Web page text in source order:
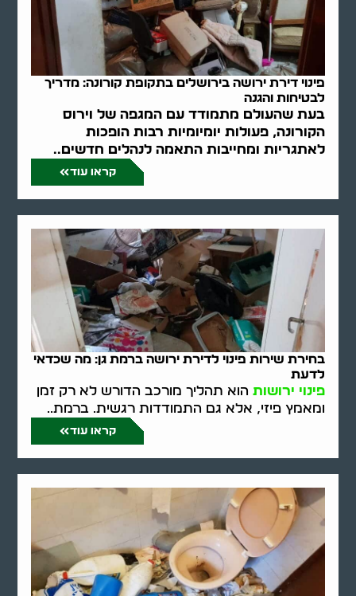
פינוי דירת ירושה בירושלים בתקופת קורונה: מדריך
לבטיחות והגנה
בעת שהעולם מתמודד עם המגפה של וירוס
הקורונה, פעולות יומיומיות רבות הופכות
לאתגריות ומחייבות התאמה לנהלים חדשים..
קראו עוד
בחירת שירות פינוי לדירת ירושה ברמת גן: מה שכדאי
לדעת
פינוי ירושות הוא תהליך מורכב הדורש לא רק זמן
ומאמץ פיזי, אלא גם התמודדות רגשית. ברמת..
קראו עוד